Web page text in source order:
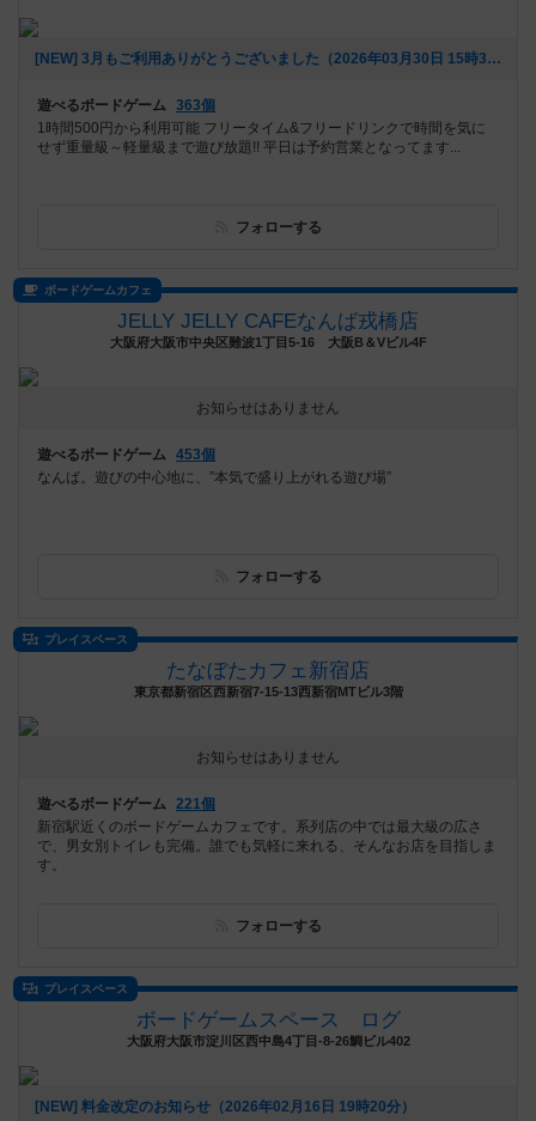
[NEW] 3月もご利用ありがとうございました（2026年03月30日 15時38分）
遊べるボードゲーム 363個
1時間500円から利用可能 フリータイム&フリードリンクで時間を気に
せず重量級～軽量級まで遊び放題!! 平日は予約営業となってます...
フォローする
ボードゲームカフェ
JELLY JELLY CAFEなんば戎橋店
大阪府大阪市中央区難波1丁目5-16 大阪B＆Vビル4F
お知らせはありません
遊べるボードゲーム 453個
なんば。遊びの中心地に、”本気で盛り上がれる遊び場”
フォローする
プレイスペース
たなぼたカフェ新宿店
東京都新宿区西新宿7-15-13西新宿MTビル3階
お知らせはありません
遊べるボードゲーム 221個
新宿駅近くのボードゲームカフェです。系列店の中では最大級の広さ
で、男女別トイレも完備。誰でも気軽に来れる、そんなお店を目指しま
す。
フォローする
プレイスペース
ボードゲームスペース ログ
大阪府大阪市淀川区西中島4丁目-8-26鯛ビル402
[NEW] 料金改定のお知らせ（2026年02月16日 19時20分）